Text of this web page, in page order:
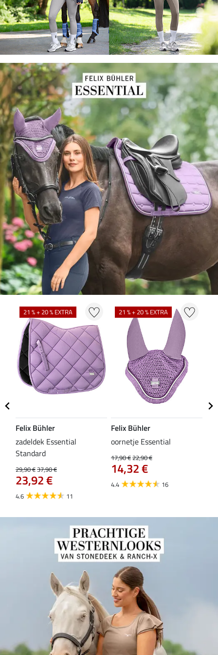
21 % + 20 % EXTRA
Felix Bühler
zadeldek Essential
Standard
29,90 €37,90 €
23,92 €
4.6 11
21 % + 20 % EXTRA
Felix Bühler
oornetje Essential
17,90 €22,90 €
14,32 €
4.4 16